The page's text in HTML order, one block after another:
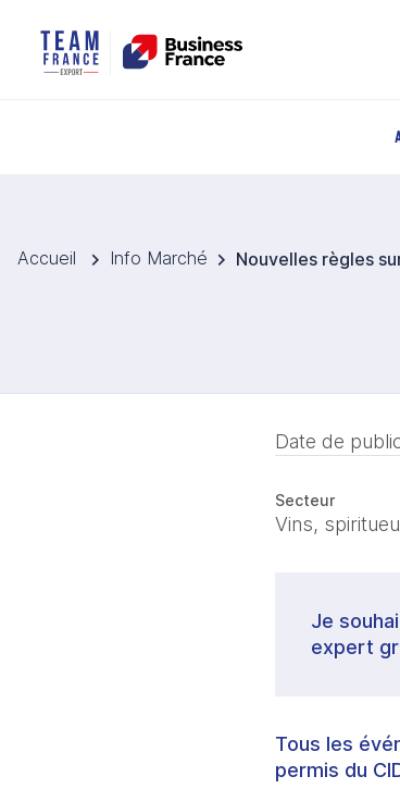
Accueil Info Marché
Date de
Secteur
Vins,
Je
expert
Tous les
permis du